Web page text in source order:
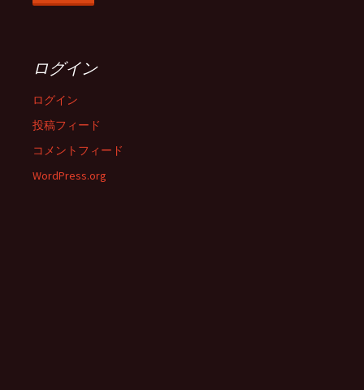
ログイン
ログイン
投稿フィード
コメントフィード
WordPress.org